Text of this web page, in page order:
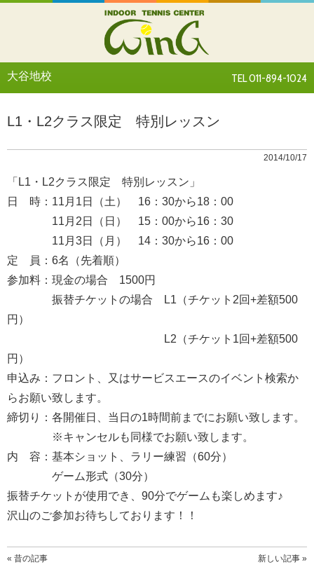
大谷地校 TEL 011-894-1024
L1・L2クラス限定 特別レッスン
2014/10/17
「L1・L2クラス限定 特別レッスン」
日 時：11月1日（土） 16：30から18：00
11月2日（日） 15：00から16：30
11月3日（月） 14：30から16：00
定 員：6名（先着順）
参加料：現金の場合 1500円
振替チケットの場合 L1（チケット2回+差額500
円）
L2（チケット1回+差額500
円）
申込み：フロント、又はサービスエースのイベント検索か
らお願い致します。
締切り：各開催日、当日の1時間前までにお願い致します。
※キャンセルも同様でお願い致します。
内 容：基本ショット、ラリー練習（60分）
ゲーム形式（30分）
振替チケットが使用でき、90分でゲームも楽しめます♪
沢山のご参加お待ちしております！！
« 昔の記事 新しい記事 »